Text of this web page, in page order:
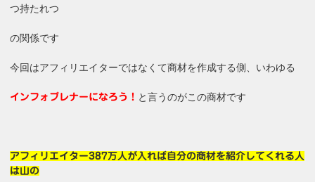
つ持たれつ
の関係です
今回はアフィリエイターではなくて商材を作成する側、いわゆる
インフォプレナーになろう！ と言うのがこの商材です
アフィリエイター387万人が入れば自分の商材を紹介してくれる人
は山の